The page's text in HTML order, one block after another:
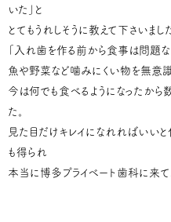
いた」と
とてもうれしそうに教えて下さいました
「入れ歯を作る前から食事は問題な
魚や野菜など噛みにくい物を無意
今は何でも食べるようになったから
た。
見た目だけキレイになれればいい
も得られ
本当に博多プライベート歯科に来て